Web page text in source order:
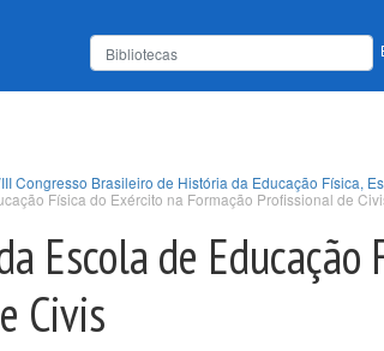
Congresso Brasileiro de História da Educação Física,
Física do Exército na Formação Profissional de
Escola de
Civis